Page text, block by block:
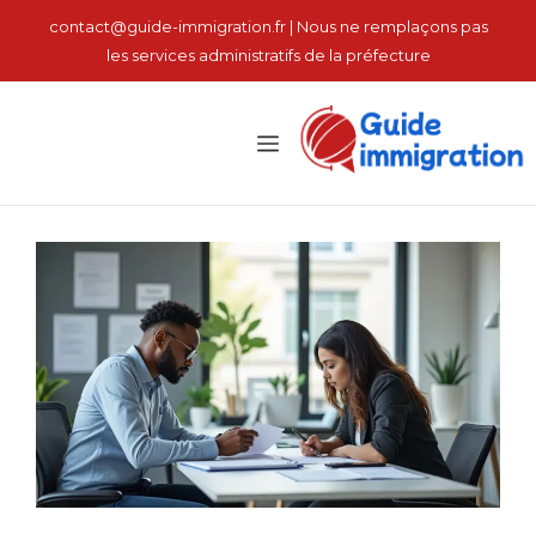
contact@guide-immigration.fr | Nous ne remplaçons pas
les services administratifs de la préfecture
القائمة